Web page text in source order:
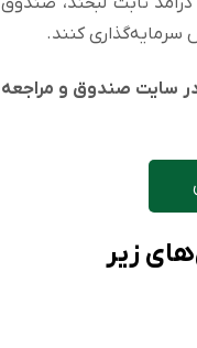
کنند.
سایت صندوق و مراجعه
زیر